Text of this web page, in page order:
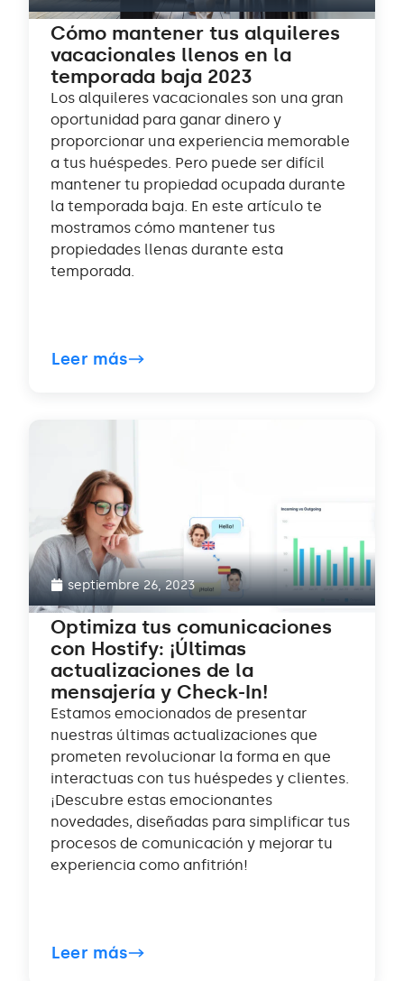
Cómo mantener tus alquileres
vacacionales llenos en la
temporada baja 2023
Los alquileres vacacionales son una gran
oportunidad para ganar dinero y
proporcionar una experiencia memorable
a tus huéspedes. Pero puede ser difícil
mantener tu propiedad ocupada durante
la temporada baja. En este artículo te
mostramos cómo mantener tus
propiedades llenas durante esta
temporada.
Leer más
septiembre 26, 2023
Optimiza tus comunicaciones
con Hostify: ¡Últimas
actualizaciones de la
mensajería y Check-In!
Estamos emocionados de presentar
nuestras últimas actualizaciones que
prometen revolucionar la forma en que
interactuas con tus huéspedes y clientes.
¡Descubre estas emocionantes
novedades, diseñadas para simplificar tus
procesos de comunicación y mejorar tu
experiencia como anfitrión!
Leer más